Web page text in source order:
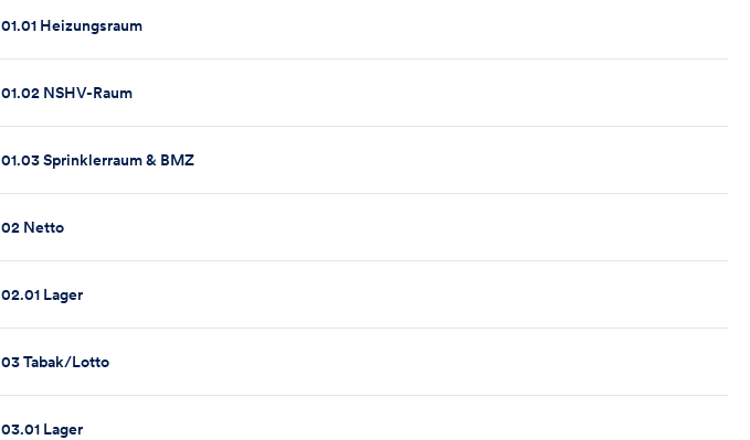
01.01 Heizungsraum
01.02 NSHV-Raum
01.03 Sprinklerraum & BMZ
02 Netto
02.01 Lager
03 Tabak/Lotto
03.01 Lager